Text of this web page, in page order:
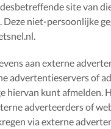
site van
niet-persoonlijke
aan externe
advertentieservers of
hiervan kunt afmelden.
adverteerders of
via externe